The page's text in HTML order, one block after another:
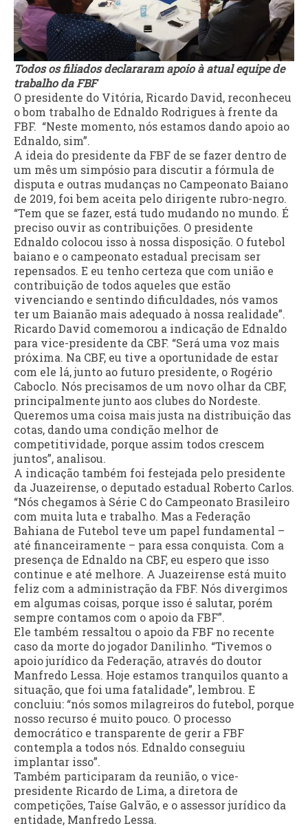
Todos os filiados declararam apoio à atual equipe de
trabalho da FBF
O presidente do Vitória, Ricardo David, reconheceu
o bom trabalho de Ednaldo Rodrigues à frente da
FBF. “Neste momento, nós estamos dando apoio ao
Ednaldo, sim”.
A ideia do presidente da FBF de se fazer dentro de
um mês um simpósio para discutir a fórmula de
disputa e outras mudanças no Campeonato Baiano
de 2019, foi bem aceita pelo dirigente rubro-negro.
“Tem que se fazer, está tudo mudando no mundo. É
preciso ouvir as contribuições. O presidente
Ednaldo colocou isso à nossa disposição. O futebol
baiano e o campeonato estadual precisam ser
repensados. E eu tenho certeza que com união e
contribuição de todos aqueles que estão
vivenciando e sentindo dificuldades, nós vamos
ter um Baianão mais adequado à nossa realidade”.
Ricardo David comemorou a indicação de Ednaldo
para vice-presidente da CBF. “Será uma voz mais
próxima. Na CBF, eu tive a oportunidade de estar
com ele lá, junto ao futuro presidente, o Rogério
Caboclo. Nós precisamos de um novo olhar da CBF,
principalmente junto aos clubes do Nordeste.
Queremos uma coisa mais justa na distribuição das
cotas, dando uma condição melhor de
competitividade, porque assim todos crescem
juntos”, analisou.
A indicação também foi festejada pelo presidente
da Juazeirense, o deputado estadual Roberto Carlos.
“Nós chegamos à Série C do Campeonato Brasileiro
com muita luta e trabalho. Mas a Federação
Bahiana de Futebol teve um papel fundamental –
até financeiramente – para essa conquista. Com a
presença de Ednaldo na CBF, eu espero que isso
continue e até melhore. A Juazeirense está muito
feliz com a administração da FBF. Nós divergimos
em algumas coisas, porque isso é salutar, porém
sempre contamos com o apoio da FBF”.
Ele também ressaltou o apoio da FBF no recente
caso da morte do jogador Danilinho. “Tivemos o
apoio jurídico da Federação, através do doutor
Manfredo Lessa. Hoje estamos tranquilos quanto a
situação, que foi uma fatalidade”, lembrou. E
concluiu: “nós somos milagreiros do futebol, porque
nosso recurso é muito pouco. O processo
democrático e transparente de gerir a FBF
contempla a todos nós. Ednaldo conseguiu
implantar isso”.
Também participaram da reunião, o vice-
presidente Ricardo de Lima, a diretora de
competições, Taíse Galvão, e o assessor jurídico da
entidade, Manfredo Lessa.